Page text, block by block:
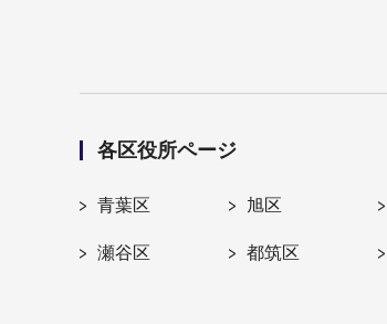
各区役所ページ
青葉区 旭区
瀬谷区 都筑区